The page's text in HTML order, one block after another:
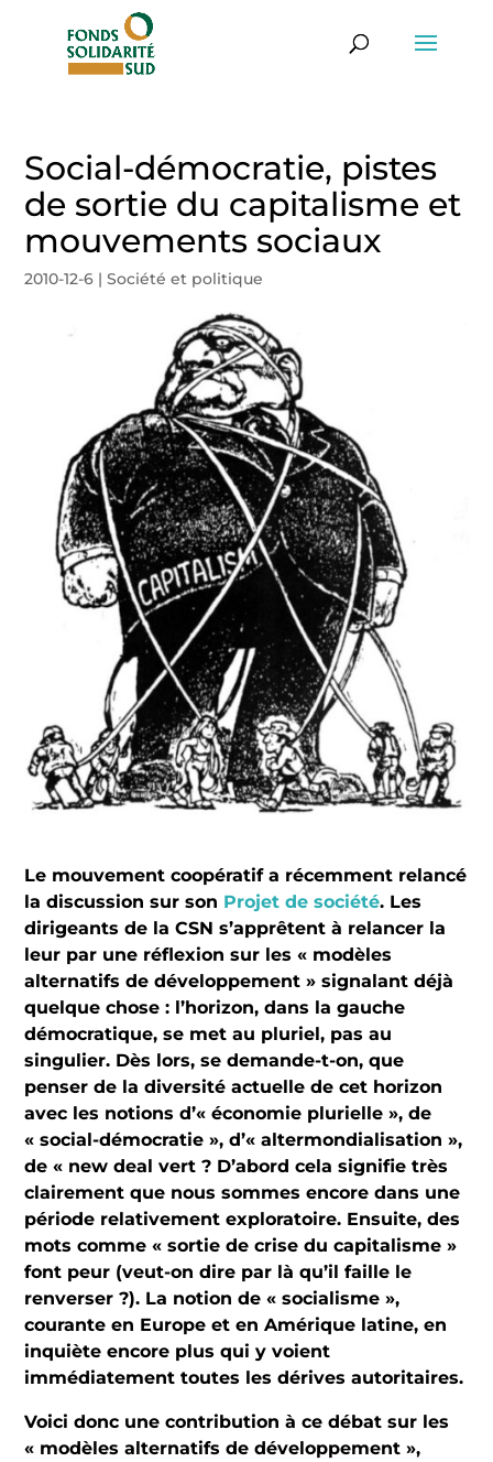
Social-démocratie, pistes
de sortie du capitalisme et
mouvements sociaux
2010-12-6 |Société et politique
Le mouvement coopératif a récemment relancé
la discussion sur son Projet de société. Les
dirigeants de la CSN s’apprêtent à relancer la
leur par une réflexion sur les « modèles
alternatifs de développement » signalant déjà
quelque chose : l’horizon, dans la gauche
démocratique, se met au pluriel, pas au
singulier. Dès lors, se demande-t-on, que
penser de la diversité actuelle de cet horizon
avec les notions d’« économie plurielle », de
« social-démocratie », d’« altermondialisation »,
de « new deal vert ? D’abord cela signifie très
clairement que nous sommes encore dans une
période relativement exploratoire. Ensuite, des
mots comme « sortie de crise du capitalisme »
font peur (veut-on dire par là qu’il faille le
renverser ?). La notion de « socialisme »,
courante en Europe et en Amérique latine, en
inquiète encore plus qui y voient
immédiatement toutes les dérives autoritaires.
Voici donc une contribution à ce débat sur les
« modèles alternatifs de développement »,